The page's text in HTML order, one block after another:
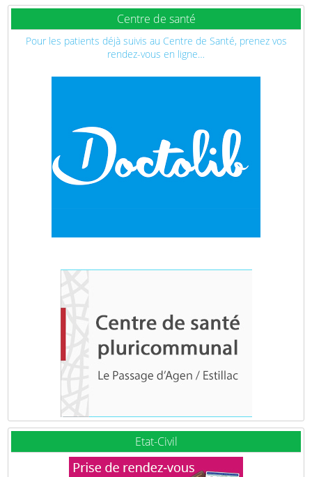
Centre de santé
Pour les patients déjà suivis au Centre de Santé, prenez vos
rendez-vous en ligne…
Etat-Civil